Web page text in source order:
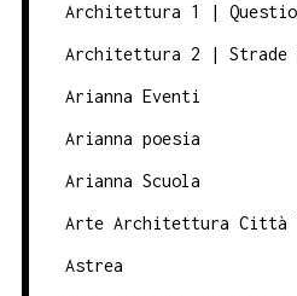
Architettura 1 |
Architettura 2 | Strade
Arianna Eventi
Arianna poesia
Arianna Scuola
Arte Architettura
Astrea